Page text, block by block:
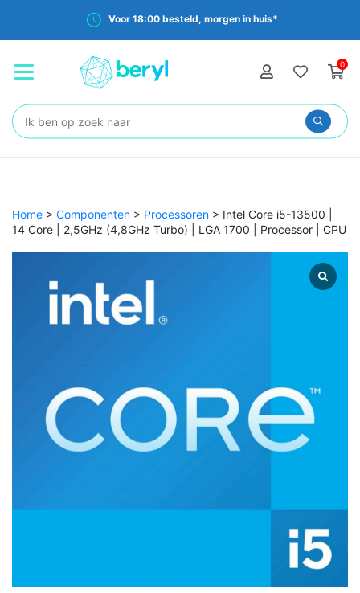
Voor 18:00 besteld, morgen in huis*
0
Zoeken:
Home > Componenten > Processoren > Intel Core i5-13500 |
14 Core | 2,5GHz (4,8GHz Turbo) | LGA 1700 | Processor | CPU